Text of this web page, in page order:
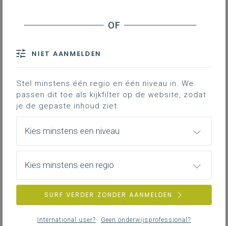
Tijdens dit initiatief wordt dieper ingegaan op de
10, 16 en 21) en Toeristische geografie (LPD 21, 24 en
Programma
09.00 – 09.30: Onthaal
09.30 – 11.00:
Lessen met effect: het nut van leerdoelen
Systeem Spermalie voor opvolging van
11.00 - 11.30: Pauze
11.30 - 12.30: Promotie studierichting: ideeën
campagne
NIET AANMELDEN
Stel minstens één regio en één niveau in. We
passen dit toe als kijkfilter op de website, zodat
je de gepaste inhoud ziet.
Kies minstens een niveau
Kies minstens een regio
SURF VERDER ZONDER AANMELDEN
International user? Geen onderwijsprofessional?